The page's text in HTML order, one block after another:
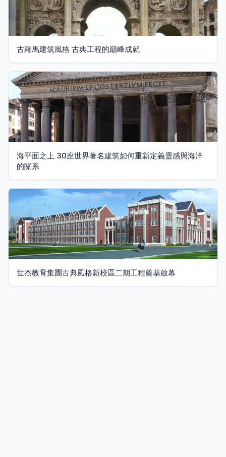
古羅馬建筑風格 古典工程的巔峰成就
海平面之上 30座世界著名建筑如何重新定義靈感與海洋
的關系
世杰教育集團古典風格新校區二期工程奠基啟幕